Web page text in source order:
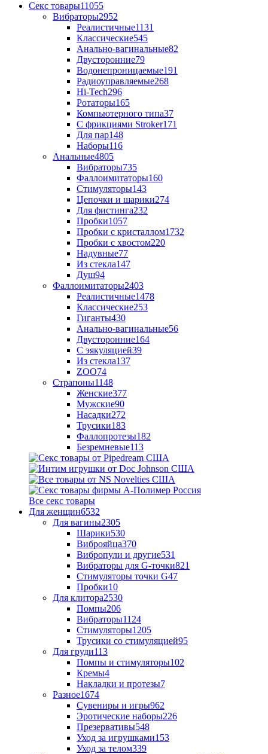
Секс товары11055
Вибраторы2952
Реалистичные1131
Классические545
Анально-вагинальные82
Двусторонние79
Водонепроницаемые191
Радиоуправляемые268
Hi-Tech296
Ротаторы165
Компьютерного типа37
С фрикциями Stroker171
Для пар148
Наборы116
Анальные4805
Вибраторы735
Фаллоимитаторы160
Стимуляторы143
Цепочки и шарики274
Для фистинга232
Пробки1057
Пробки с кристаллом1732
Пробки с хвостом220
Надувные77
Из стекла147
Душ94
Фаллоимитаторы2403
Реалистичные1478
Классические253
Гиганты430
Анально-вагинальные56
Двусторонние164
С эякуляцией39
Из стекла137
ZOO74
Страпоны1148
Женские377
Мужские90
Насадки272
Трусики183
Фаллопротезы182
Безремневые113
Все секс товары
Для женщин6532
Для вагины2305
Шарики530
Виброяйца370
Вибропули и другие531
Вибраторы для G-точки821
Стимуляторы точки G47
Пробки10
Для клитора2530
Помпы206
Вибраторы1124
Стимуляторы1205
Трусики со стимуляцией95
Для груди113
Помпы и стимуляторы102
Кремы4
Накладки и протезы7
Разное1674
Сувениры и игры962
Эротические наборы226
Презервативы548
Уход за игрушками153
Уход за телом339